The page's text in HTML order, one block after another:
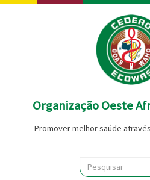
Passar
Organização Oeste
Promover melhor saúde
Search
Pesquisar